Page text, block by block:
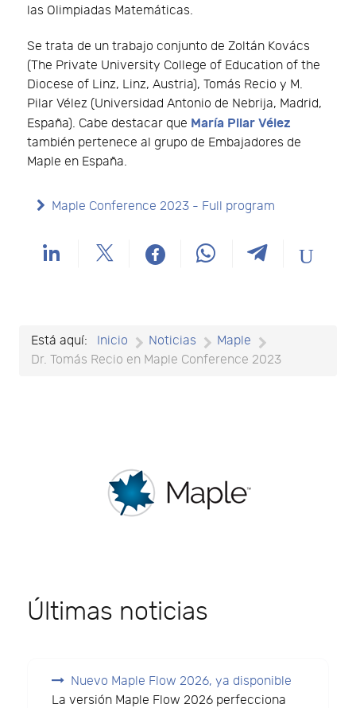
las Olimpiadas Matemáticas.
Se trata de un trabajo conjunto de Zoltán Kovács
(The Private University College of Education of the
Diocese of Linz, Linz, Austria), Tomás Recio y M.
Pilar Vélez (Universidad Antonio de Nebrija, Madrid,
España). Cabe destacar que María Pilar Vélez
también pertenece al grupo de Embajadores de
Maple en España.
Maple Conference 2023 - Full program
Está aquí: Inicio Noticias
Maple
Dr. Tomás Recio en Maple Conference 2023
Últimas noticias
Nuevo Maple Flow 2026, ya disponible
La versión Maple Flow 2026 perfecciona